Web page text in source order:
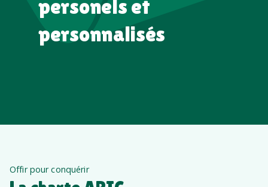
personels et
personnalisés
Offir pour conquérir